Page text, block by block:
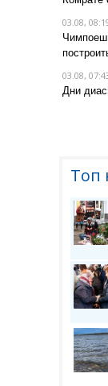
03.08,
03.08,
Дни
Топ